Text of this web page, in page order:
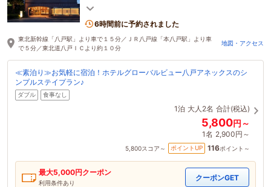
平面駐車場40台完備（普通車・先着順有料）
6時間前に予約されました
東北新幹線「八戸駅」より車で１５分／ＪＲ八戸線「本八戸駅」より車
で５分／東北道八戸ＩＣより約１０分
地図・アクセス
≪素泊り≫お気軽に宿泊！ホテルグローバルビュー八戸アネックスのシ
ンプルステイプラン♪
ダブル 食事なし
1泊 大人2名 合計(税込)
5,800円～
1名 2,900円～
5,800スコア～ ポイントUP 116ポイント～
最大5,000円クーポン
利用条件あり
クーポンGET